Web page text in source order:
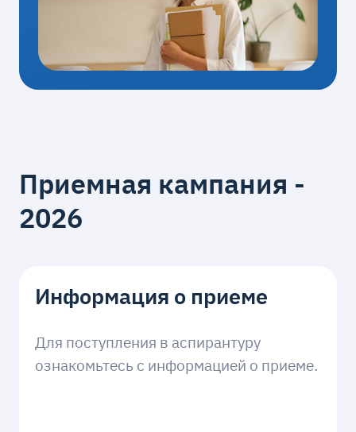
Приемная кампания -
2026
Информация о приеме
Для поступления в аспирантуру
ознакомьтесь с информацией о приеме.